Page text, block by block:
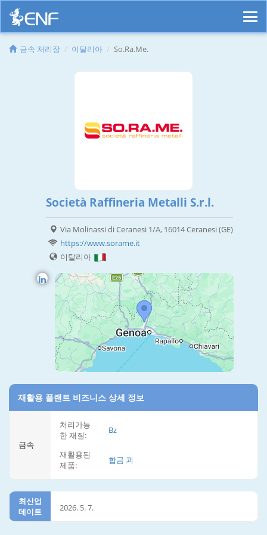
금속 처리장 이탈리아 So.Ra.Me.
Società Raffineria Metalli S.r.l.
Via Molinassi di Ceranesi 1/A, 16014 Ceranesi (GE)
https://www.sorame.it
이탈리아
재활용 플랜트 비즈니스 상세 정보
금속
처리가능
한 재질:
Bz
재활용된
제품:
합금 괴
최신업
데이트
2026. 5. 7.